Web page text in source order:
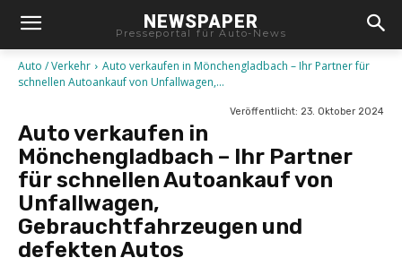
NEWSPAPER
Presseportal für Auto-News
Auto / Verkehr
Auto verkaufen in Mönchengladbach – Ihr Partner für
schnellen Autoankauf von Unfallwagen,...
Veröffentlicht: 23. Oktober 2024
Auto verkaufen in
Mönchengladbach – Ihr Partner
für schnellen Autoankauf von
Unfallwagen,
Gebrauchtfahrzeugen und
defekten Autos